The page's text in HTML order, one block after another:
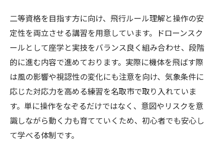
二等資格を目指す方に向け、飛行ルール理解と操作の安
定性を両立させる講習を用意しています。ドローンスク
ールとして座学と実技をバランス良く組み合わせ、段階
的に進む内容で進めております。実際に機体を飛ばす際
は風の影響や視認性の変化にも注意を向け、気象条件に
応じた対応力を高める練習を名取市で取り入れていま
す。単に操作をなぞるだけではなく、意図やリスクを意
識しながら動く力も育てていくため、初心者でも安心し
て学べる体制です。